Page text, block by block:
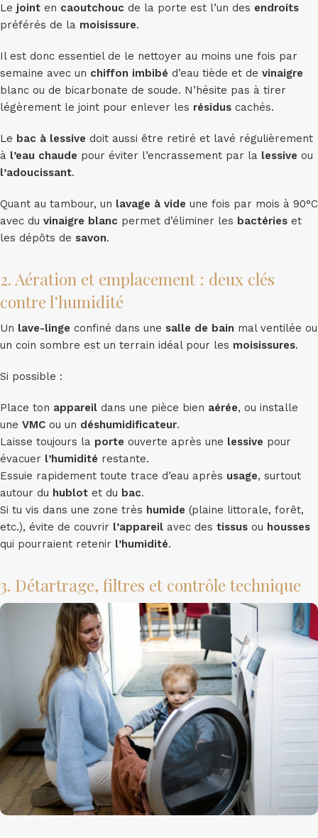
Le joint en caoutchouc de la porte est l’un des endroits
préférés de la moisissure.
Il est donc essentiel de le nettoyer au moins une fois par
semaine avec un chiffon imbibé d’eau tiède et de vinaigre
blanc ou de bicarbonate de soude. N’hésite pas à tirer
légèrement le joint pour enlever les résidus cachés.
Le bac à lessive doit aussi être retiré et lavé régulièrement
à l’eau chaude pour éviter l’encrassement par la lessive ou
l’adoucissant.
Quant au tambour, un lavage à vide une fois par mois à 90°C
avec du vinaigre blanc permet d’éliminer les bactéries et
les dépôts de savon.
2. Aération et emplacement : deux clés
contre l’humidité
Un lave-linge confiné dans une salle de bain mal ventilée ou
un coin sombre est un terrain idéal pour les moisissures.
Si possible :
Place ton appareil dans une pièce bien aérée, ou installe
une VMC ou un déshumidificateur.
Laisse toujours la porte ouverte après une lessive pour
évacuer l’humidité restante.
Essuie rapidement toute trace d’eau après usage, surtout
autour du hublot et du bac.
Si tu vis dans une zone très humide (plaine littorale, forêt,
etc.), évite de couvrir l’appareil avec des tissus ou housses
qui pourraient retenir l’humidité.
3. Détartrage, filtres et contrôle technique